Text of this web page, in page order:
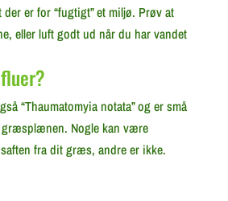
der er for “fugtigt” et miljø. Prøv at
eller luft godt ud når du har vandet
“Thaumatomyia notata” og er små
græsplænen. Nogle kan være
fra dit græs, andre er ikke.